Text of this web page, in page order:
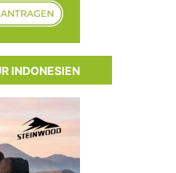
INDONESIEN